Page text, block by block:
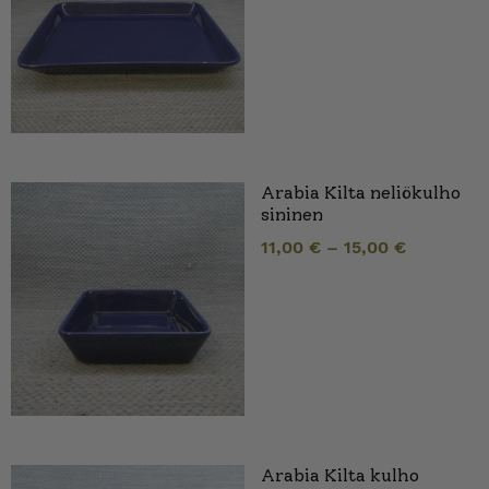
Arabia Kilta neliökulho
sininen
11,00 € – 15,00 €
Arabia Kilta kulho